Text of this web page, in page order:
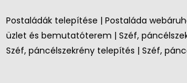
Postaládák telepítése | Postaláda
üzlet és bemutatóterem | Széf,
Széf, páncélszekrény telepítés | Széf,